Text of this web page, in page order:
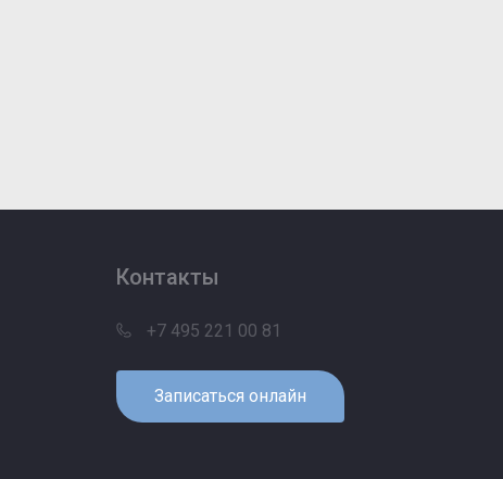
Контакты
+7 495 221 00 81
Записаться онлайн